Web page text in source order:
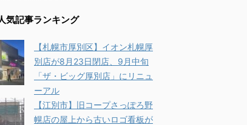
気記事ランキング
【札幌市厚別区】イオン札幌厚
別店が8月23日閉店、9月中旬
「ザ・ビッグ厚別店」にリニュ
ーアル
【江別市】旧コープさっぽろ野
幌店の屋上から古いロゴ看板が